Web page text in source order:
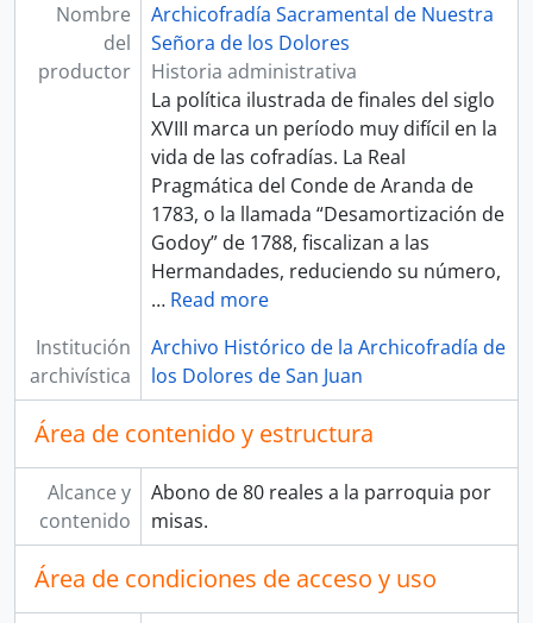
Nombre
del
productor
Archicofradía Sacramental de Nuestra
Señora de los Dolores
Historia administrativa
La política ilustrada de finales del siglo
XVIII marca un período muy difícil en la
vida de las cofradías. La Real
Pragmática del Conde de Aranda de
1783, o la llamada “Desamortización de
Godoy” de 1788, fiscalizan a las
Hermandades, reduciendo su número,
… Read more
Institución
archivística
Archivo Histórico de la Archicofradía de
los Dolores de San Juan
Área de contenido y estructura
Alcance y
contenido
Abono de 80 reales a la parroquia por
misas.
Área de condiciones de acceso y uso